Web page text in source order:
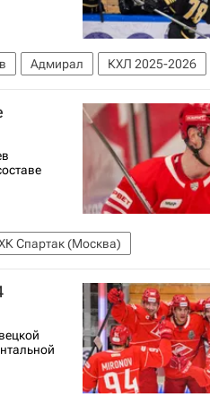
Адмирал КХЛ 2025-2026
Спартак (Москва)